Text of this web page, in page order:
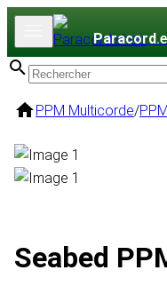
Paracord
PPM Multicorde/
Seabed